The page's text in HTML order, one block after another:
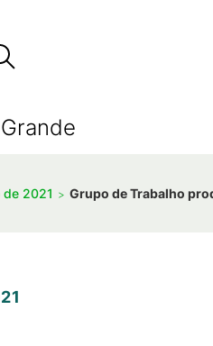
de 2021 Grupo de Trabalho